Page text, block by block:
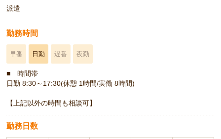
派遣
勤務時間
早番 日勤 遅番 夜勤
■ 時間帯
日勤 8:30～17:30(休憩 1時間/実働 8時間)
【上記以外の時間も相談可】
勤務日数